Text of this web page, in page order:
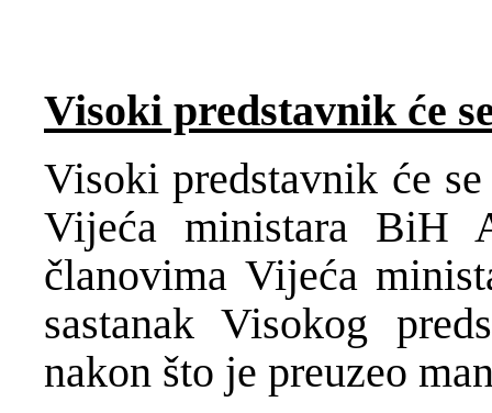
Visoki predstavnik će
Visoki predstavnik će
Vijeća ministara BiH
članovima Vijeća
sastanak Visokog
nakon što je preuzeo